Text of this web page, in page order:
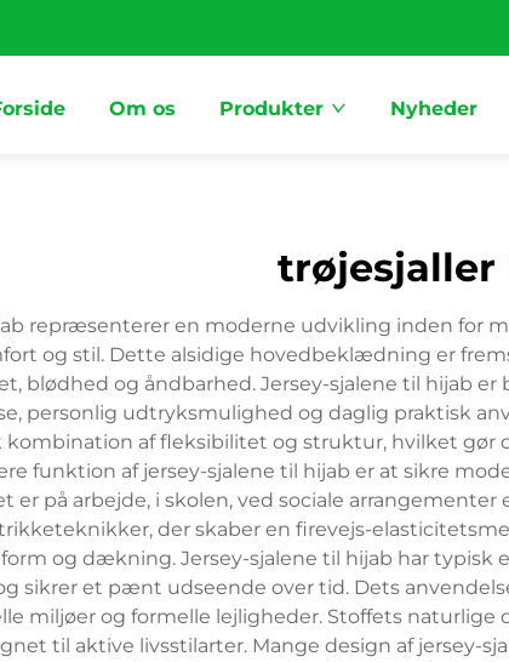
Om os Produkter Nyheder
trøjesjaller
repræsenterer en moderne udvikling inden for
og stil. Dette alsidige hovedbeklædning er
blødhed og åndbarhed. Jersey-sjalene til hijab
personlig udtryksmulighed og daglig praktisk
af fleksibilitet og struktur, hvilket gør
funktion af jersey-sjalene til hijab er at sikre
er på arbejde, i skolen, ved sociale
der skaber en firevejs-
og dækning. Jersey-sjalene til hijab har
sikrer et pænt udseende over tid. Dets
miljøer og formelle lejligheder. Stoffets
til aktive livsstilarter. Mange design af jersey-